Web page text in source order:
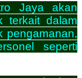
Jaya akan
terkait dalam
pengamanan,
seperti